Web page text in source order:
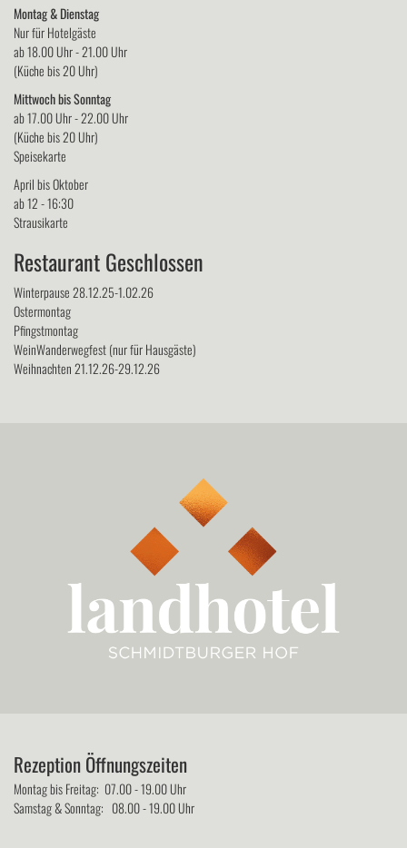
Montag & Dienstag
Nur für Hotelgäste
ab 18.00 Uhr - 21.00 Uhr
(Küche bis 20 Uhr)
Mittwoch bis Sonntag
ab 17.00 Uhr - 22.00 Uhr
(Küche bis 20 Uhr)
Speisekarte
April bis Oktober
ab 12 - 16:30
Strausikarte
Restaurant Geschlossen
Winterpause 28.12.25-1.02.26
Ostermontag
Pfingstmontag
WeinWanderwegfest (nur für Hausgäste)
Weihnachten 21.12.26-29.12.26
Rezeption Öffnungszeiten
Montag bis Freitag: 07.00 - 19.00 Uhr
Samstag & Sonntag: 08.00 - 19.00 Uhr